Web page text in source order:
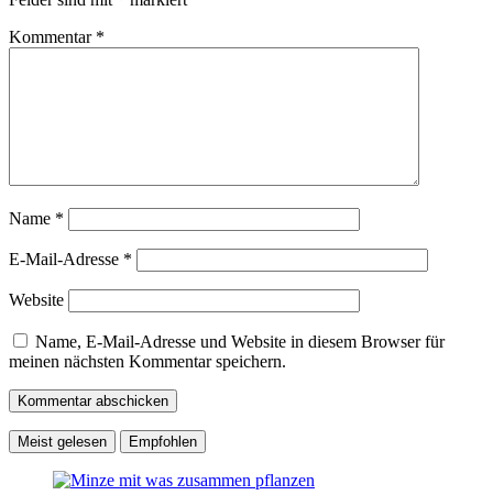
Kommentar *
Name *
E-Mail-Adresse *
Website
Name, E-Mail-Adresse und Website in diesem Browser für
meinen nächsten Kommentar speichern.
Meist gelesen Empfohlen